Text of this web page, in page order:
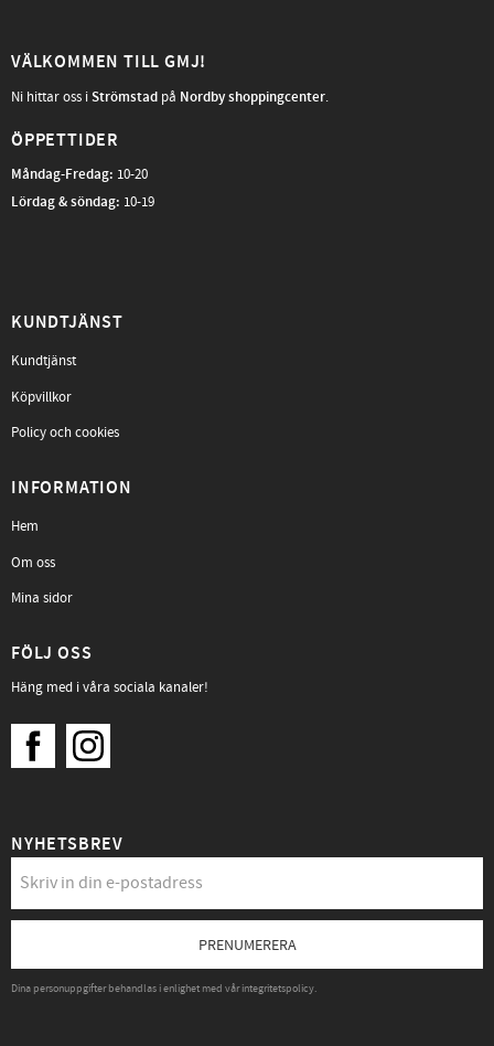
VÄLKOMMEN TILL GMJ!
Ni hittar oss iStrömstad på Nordby shoppingcenter.
ÖPPETTIDER
Måndag-Fredag: 10-20
Lördag & söndag: 10-19
KUNDTJÄNST
Kundtjänst
Köpvillkor
Policy och cookies
INFORMATION
Hem
Om oss
Mina sidor
FÖLJ OSS
Häng med i våra sociala kanaler!
NYHETSBREV
PRENUMERERA
Dina personuppgifter behandlas i enlighet med vårintegritetspolicy.